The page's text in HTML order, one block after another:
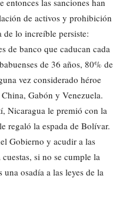
de activos y prohibición
lo increíble persiste:
de banco que caducan cada
de 36 años, 80% de
vez considerado héroe
Gabón y Venezuela.
Nicaragua le premió con la
regaló la espada de Bolívar.
Gobierno y acudir a las
si no se cumple la
osadía a las leyes de la